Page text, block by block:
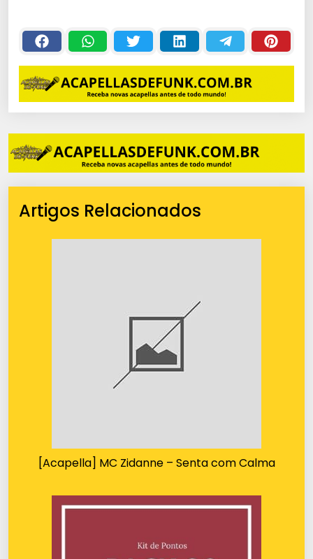
o
r
d
e
á
i
Artigos Relacionados
[Acapella] MC Zidanne – Senta com Calma